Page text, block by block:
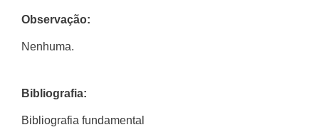
Observação:
Nenhuma.
Bibliografia:
Bibliografia fundamental